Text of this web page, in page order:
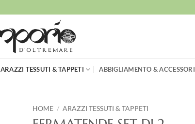
ARAZZI TESSUTI & TAPPETI ABBIGLIAMENTO & ACCESSORI
HOME / ARAZZI TESSUTI & TAPPETI